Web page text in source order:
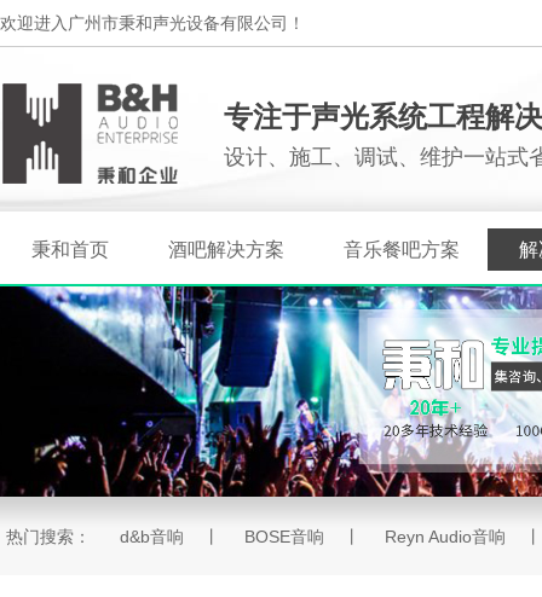
欢迎进入广州市秉和声光设备有限公司！
专注于声光系统工程解
设计、施工、调试、维护一站式
秉和首页 酒吧解决方案 音乐餐吧方案 解
热门搜索： d&b音响 丨 BOSE音响 丨 Reyn Audio音响 丨